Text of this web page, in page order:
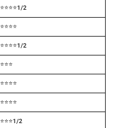
⭐⭐⭐⭐1/2
⭐⭐⭐⭐
⭐⭐⭐⭐1/2
⭐⭐⭐
⭐⭐⭐⭐
⭐⭐⭐⭐
⭐⭐⭐1/2